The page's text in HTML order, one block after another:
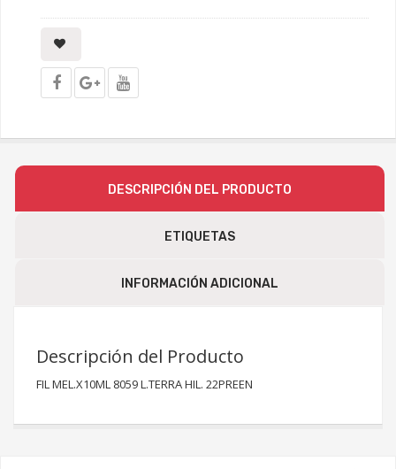
DESCRIPCIÓN DEL PRODUCTO
ETIQUETAS
INFORMACIÓN ADICIONAL
Descripción del Producto
FIL MEL.X10ML 8059 L.TERRA HIL. 22PREEN